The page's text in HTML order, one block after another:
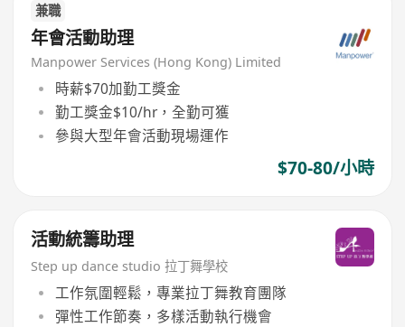
兼職
年會活動助理
Manpower Services (Hong Kong) Limited
時薪$70加勤工獎金
勤工獎金$10/hr，全勤可獲
參與大型年會活動現場運作
$70-80/小時
活動統籌助理
Step up dance studio 拉丁舞學校
工作氛圍輕鬆，專業拉丁舞教育團隊
彈性工作節奏，多樣活動執行機會